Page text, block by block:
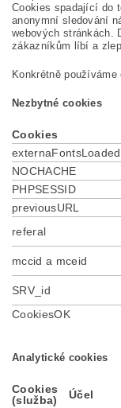
Cookies spadající do
anonymní sledování
webových stránkách.
zákazníkům líbí a
Konkrétně používáme
Nezbytné cookies
Cookies
externaFontsLoaded
NOCHACHE
PHPSESSID
previousURL
referal
mccid a mceid
SRV_id
CookiesOK
Analytické cookies
Cookies
(služba)
Účel